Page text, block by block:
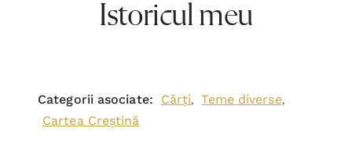
Istoricul meu
Categorii asociate: Cărți, Teme diverse,
Cartea Creștină